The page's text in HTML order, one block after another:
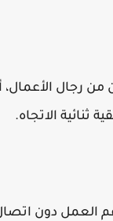
رجال الأعمال،
الاتجاه.
دون اتصال،